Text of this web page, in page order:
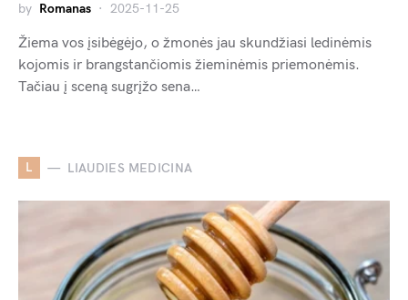
by Romanas 2025-11-25
Žiema vos įsibėgėjo, o žmonės jau skundžiasi ledinėmis
kojomis ir brangstančiomis žieminėmis priemonėmis.
Tačiau į sceną sugrįžo sena…
L LIAUDIES MEDICINA